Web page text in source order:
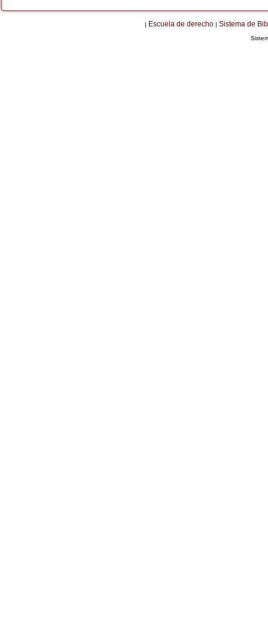
| Escuela de derecho | Sistema de